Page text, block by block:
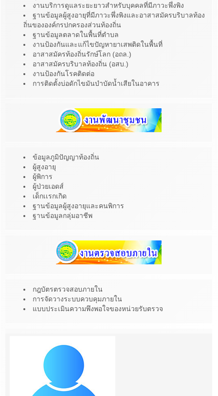
งานบริการดูแลระยะยาวสำหรับบุคคลที่มีภาวะพึ่งพิง
ฐานข้อมูลผู้สูงอายุที่มีภาวะพึ่งพิงและอาสาสมัครบริบาลท้อง
ถิ่นขององค์กรปกครองส่วนท้องถิ่น
ฐานข้อมูลตลาดในพื้นที่ตำบล
งานป้องกันและแก้ไขปัญหายาเสพติดในพื้นที่
อาสาสมัครท้องถิ่นรักษ์โลก (อถล.)
อาสาสมัครบริบาลท้องถิ่น (อสบ.)
งานป้องกันโรคติดต่อ
การติดตั้งบ่อดักไขมันบำบัดน้ำเสียในอาคาร
ข้อมูลภูมิปัญญาท้องถิ่น
ผู้สูงอายุ
ผู้พิการ
ผู้ป่วยเอดส์
เด็กเเรกเกิด
ฐานข้อมูลผู้สูงอายุและคนพิการ
ฐานข้อมูลกลุ่มอาชีพ
กฎบัตรตรวจสอบภายใน
การจัดวางระบบควบคุมภายใน
แบบประเมินความพึงพอใจของหน่วยรับตรวจ